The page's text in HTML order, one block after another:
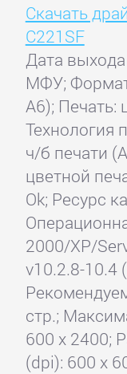
Скачать
C221SF
Дата
МФУ;
A6); Печать:
Технология
ч/б печати
цветной
Ok; Ресурс
2000/XP/
v10.2.8-10.4
стр.;
600 x 2400;
(dpi): 600 x